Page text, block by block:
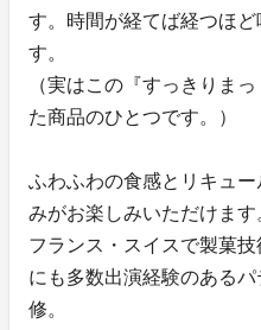
す。時間が経てば経つほ
す。
（実はこの『すっきりま
た商品のひとつです。）
ふわふわの食感とリキュ
みがお楽しみいただけます
フランス・スイスで製菓
にも多数出演経験のある
修。